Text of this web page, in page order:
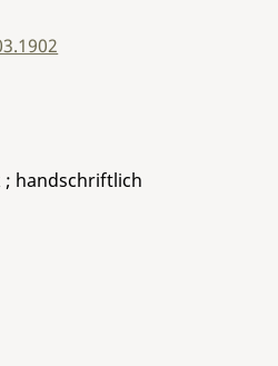
; handschriftlich